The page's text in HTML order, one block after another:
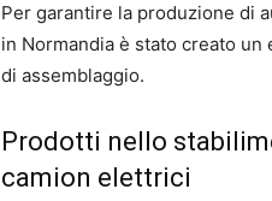
Per garantire la produzione di
in Normandia è stato creato
di assemblaggio.
Prodotti nello
camion elettrici